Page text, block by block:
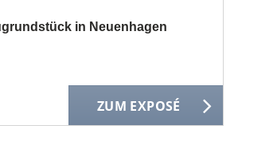
in Neuenhagen
ZUM EXPOSÉ